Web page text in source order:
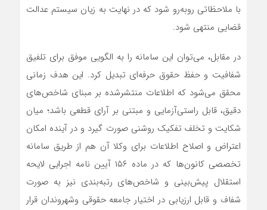
با ملاحظاتی روبه‌رو شود که در نهایت به زیان سیستم عدالت
قضایی منتهی شود.
در مقابل، می‌توان این سامانه را به الگویی موفق برای تلفیق
شفافیت و حفظ حقوق حرفه‌ای تبدیل کرد. این هدف زمانی
محقق می‌شود که اطلاعات منتشرشده بر مبنای شاخص‌های
دقیق، قابل راستی‌آزمایی و مبتنی بر آرای قطعی باشد؛ میان
شکایت و تخلف تفکیک روشنی صورت گیرد و در آینده امکان
اعتراض و اصلاح اطلاعات برای وکلا آن هم از طریق سامانه
تخصصی کانون‌ها که در ماده ۱۵۶ آیین نامه اجرایی لایحه
استقلال پیش‌بینی و شاخص‌های رتبه‌بندی نیز به صورت
شفاف و قابل ارزیابی در اختیار جامعه حقوقی وشهروندان قرار